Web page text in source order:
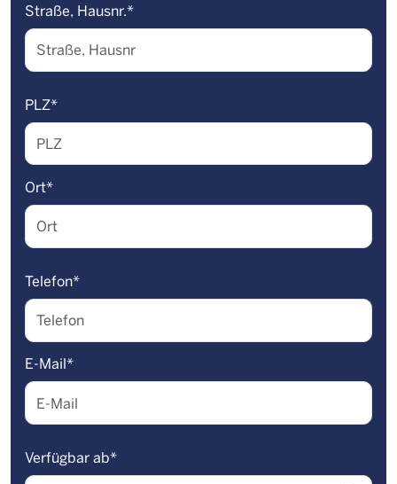
Straße, Hausnr.*
PLZ*
Ort*
Telefon*
E-Mail*
Verfügbar ab*